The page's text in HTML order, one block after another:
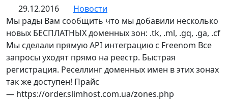
29.12.2016
Новости
Мы рады Вам сообщить что мы добавили несколько
новых БЕСПЛАТНЫХ доменных зон: .tk, .ml, .gq, .ga, .cf
Мы сделали прямую API интеграцию с Freenom Все
запросы уходят прямо на реестр. Быстрая
регистрация. Реселлинг доменных имен в этих зонах
так же доступен! Прайс
— https://order.slimhost.com.ua/zones.php